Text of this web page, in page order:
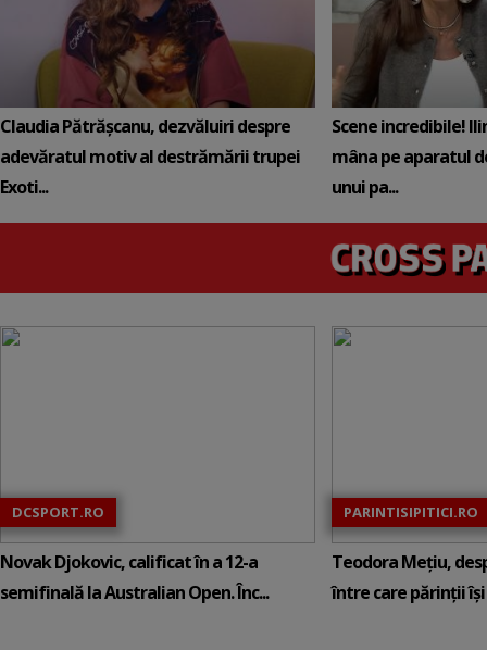
Claudia Pătrășcanu, dezvăluiri despre
adevăratul motiv al destrămării trupei
Exoti...
Scene incredibile!
mâna pe aparatul
unui pa...
DCSPORT.RO
Novak Djokovic, calificat în a 12-a
semifinală la Australian Open. Înc...
PARINTISIPITICI.RO
Teodora Mețiu,
între care părinții își